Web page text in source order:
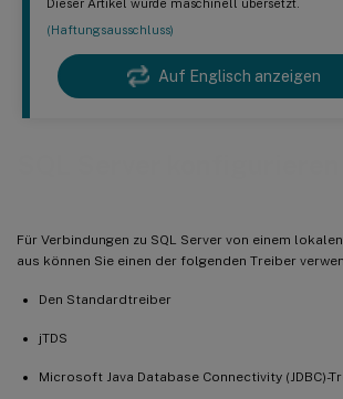
Dieser Artikel wurde maschinell übersetzt.
(Haftungsausschluss)
Auf Englisch anzeigen
Für Verbindungen zu SQL Server von einem
aus können Sie einen der folgenden Treiber
Den Standardtreiber
jTDS
Microsoft Java Database Connectivity (JDBC)-